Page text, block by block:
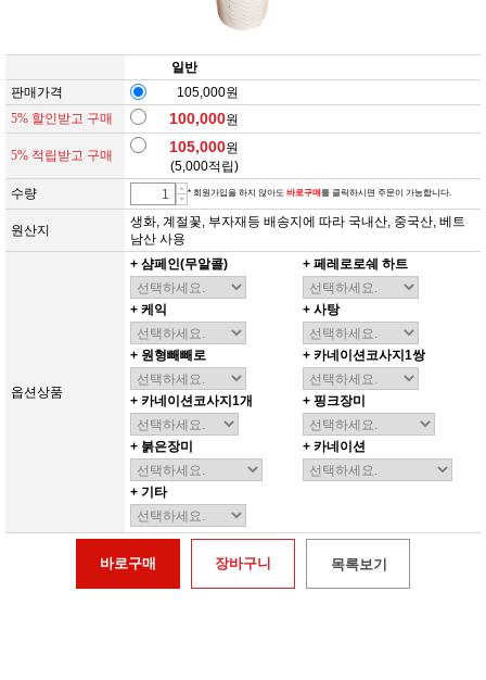
일반
판매가격
105,000원
5% 할인받고 구매
100,000원
5% 적립받고 구매 105,000원
(5,000적립)
수량
* 회원가입을 하지 않아도 바로구매를 클릭하시면 주문이 가능합니다.
원산지
생화, 계절꽃, 부자재등 배송지에 따라 국내산, 중국산, 베트
남산 사용
옵션상품
+ 샴페인(무알콜) + 페레로로쉐 하트
+ 케익 + 사탕
+ 원형빼빼로 + 카네이션코사지1쌍
+ 카네이션코사지1개 + 핑크장미
+ 붉은장미 + 카네이션
+ 기타
바로구매 장바구니 목록보기